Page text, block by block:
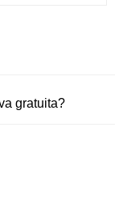
gratuita?